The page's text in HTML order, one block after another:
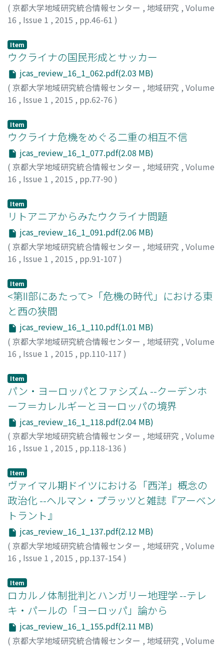
( 京都大学地域研究統合情報センター , 地域研究 , Volume
16 , Issue 1 , 2015 , pp.46-61 )
Item
ウクライナの国民形成とサッカー
jcas_review_16_1_062.pdf(2.03 MB)
( 京都大学地域研究統合情報センター , 地域研究 , Volume
16 , Issue 1 , 2015 , pp.62-76 )
Item
ウクライナ危機をめぐる二重の相互不信
jcas_review_16_1_077.pdf(2.08 MB)
( 京都大学地域研究統合情報センター , 地域研究 , Volume
16 , Issue 1 , 2015 , pp.77-90 )
Item
リトアニアからみたウクライナ問題
jcas_review_16_1_091.pdf(2.06 MB)
( 京都大学地域研究統合情報センター , 地域研究 , Volume
16 , Issue 1 , 2015 , pp.91-107 )
Item
<第II部にあたって>「危機の時代」における東
と西の狭間
jcas_review_16_1_110.pdf(1.01 MB)
( 京都大学地域研究統合情報センター , 地域研究 , Volume
16 , Issue 1 , 2015 , pp.110-117 )
Item
パン・ヨーロッパとファシズム --クーデンホ
ーフ＝カレルギーとヨーロッパの境界
jcas_review_16_1_118.pdf(2.04 MB)
( 京都大学地域研究統合情報センター , 地域研究 , Volume
16 , Issue 1 , 2015 , pp.118-136 )
Item
ヴァイマル期ドイツにおける「西洋」概念の
政治化 --ヘルマン・プラッツと雑誌『アーベン
トラント』
jcas_review_16_1_137.pdf(2.12 MB)
( 京都大学地域研究統合情報センター , 地域研究 , Volume
16 , Issue 1 , 2015 , pp.137-154)
Item
ロカルノ体制批判とハンガリー地理学 --テレ
キ・パールの「ヨーロッパ」論から
jcas_review_16_1_155.pdf(2.11 MB)
( 京都大学地域研究統合情報センター , 地域研究 , Volume